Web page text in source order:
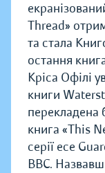
Thread»
та стала
остання
Кріса Офілі
книги
перекладена
книга «This
серії есе
BBC.